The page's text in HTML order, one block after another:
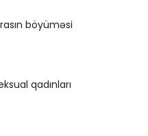
böyüməsi
qadınları